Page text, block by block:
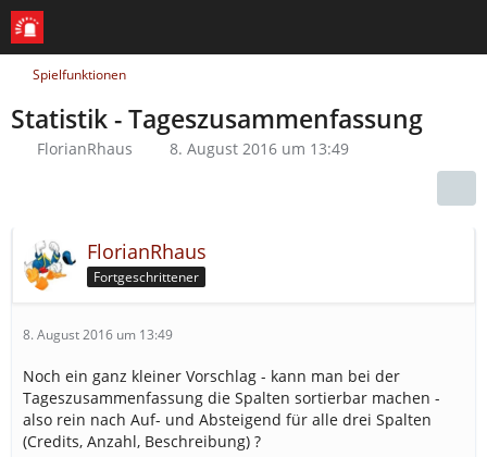
Spielfunktionen
Statistik - Tageszusammenfassung
FlorianRhaus 8. August 2016 um 13:49
FlorianRhaus
Fortgeschrittener
8. August 2016 um 13:49
Noch ein ganz kleiner Vorschlag - kann man bei der
Tageszusammenfassung die Spalten sortierbar machen -
also rein nach Auf- und Absteigend für alle drei Spalten
(Credits, Anzahl, Beschreibung) ?